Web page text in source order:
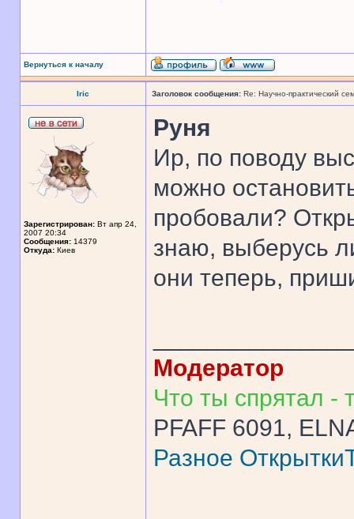
Вернуться к началу
Iric Заголовок сообщения: Re: Научно-практический
Зарегистрирован: Вт апр 24,
2007 20:34
Сообщения: 14379
Откуда: Киев
Руня
Ир, по поводу
можно
пробовали?
знаю, выберусь
они теперь,
Модератор
Что ты спрятал -
PFAFF 6091,
Разное Открытки